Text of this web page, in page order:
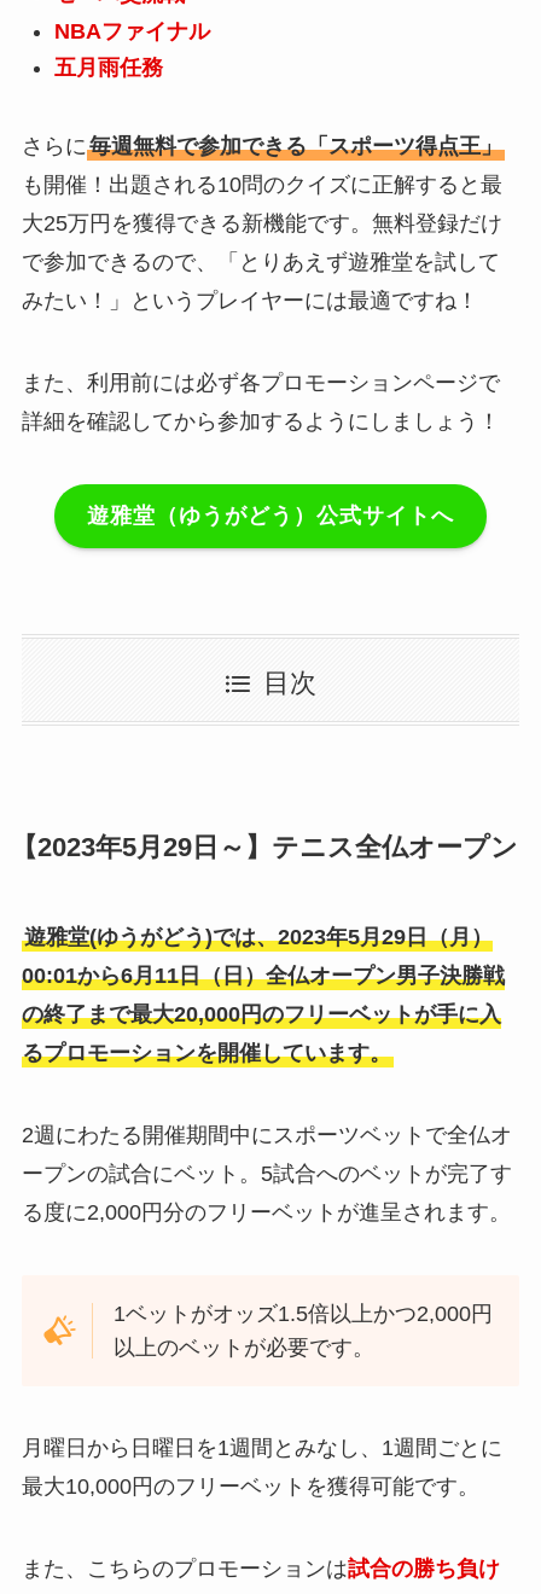
NBAファイナル
五月雨任務
さらに毎週無料で参加できる「スポーツ得点王」
も開催！出題される10問のクイズに正解すると最
大25万円を獲得できる新機能です。無料登録だけ
で参加できるので、「とりあえず遊雅堂を試して
みたい！」というプレイヤーには最適ですね！
また、利用前には必ず各プロモーションページで
詳細を確認してから参加するようにしましょう！
遊雅堂（ゆうがどう）公式サイトへ
目次
【2023年5月29日～】テニス全仏オープン
遊雅堂(ゆうがどう)では、2023年5月29日（月）
00:01から6月11日（日）全仏オープン男子決勝戦
の終了まで最大20,000円のフリーベットが手に入
るプロモーションを開催しています。
2週にわたる開催期間中にスポーツベットで全仏オ
ープンの試合にベット。5試合へのベットが完了す
る度に2,000円分のフリーベットが進呈されます。
1ベットがオッズ1.5倍以上かつ2,000円
以上のベットが必要です。
月曜日から日曜日を1週間とみなし、1週間ごとに
最大10,000円のフリーベットを獲得可能です。
また、こちらのプロモーションは試合の勝ち負け